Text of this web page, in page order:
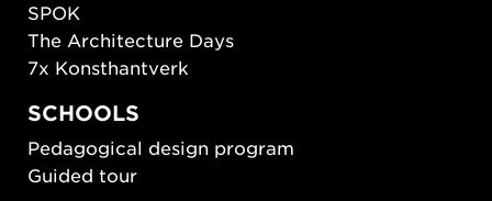
SPOK
The Architecture Days
7x Konsthantverk
SCHOOLS
Pedagogical design program
Guided tour